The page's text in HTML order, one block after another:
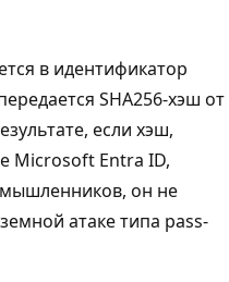
в идентификатор
SHA256-хэш от
если хэш,
Microsoft Entra ID,
он не
атаке типа pass-